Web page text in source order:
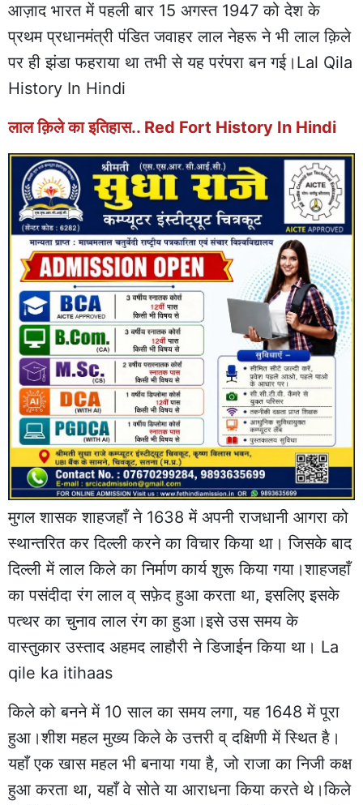
आज़ाद भारत में पहली बार 15 अगस्त 1947 को देश के
प्रथम प्रधानमंत्री पंडित जवाहर लाल नेहरू ने भी लाल क़िले
पर ही झंडा फहराया था तभी से यह परंपरा बन गई।Lal Qila
History In Hindi
लाल क़िले का इतिहास.. Red Fort History In Hindi
मुगल शासक शाहजहाँ ने 1638 में अपनी राजधानी आगरा को
स्थान्तरित कर दिल्ली करने का विचार किया था। जिसके बाद
दिल्ली में लाल किले का निर्माण कार्य शुरू किया गया।शाहजहाँ
का पसंदीदा रंग लाल व् सफ़ेद हुआ करता था, इसलिए इसके
पत्थर का चुनाव लाल रंग का हुआ।इसे उस समय के
वास्तुकार उस्ताद अहमद लाहौरी ने डिजाईन किया था। La
qile ka itihaas
किले को बनने में 10 साल का समय लगा, यह 1648 में पूरा
हुआ।शीश महल मुख्य किले के उत्तरी व् दक्षिणी में स्थित है।
यहाँ एक खास महल भी बनाया गया है, जो राजा का निजी कक्ष
हुआ करता था, यहाँ वे सोते या आराधना किया करते थे।किले